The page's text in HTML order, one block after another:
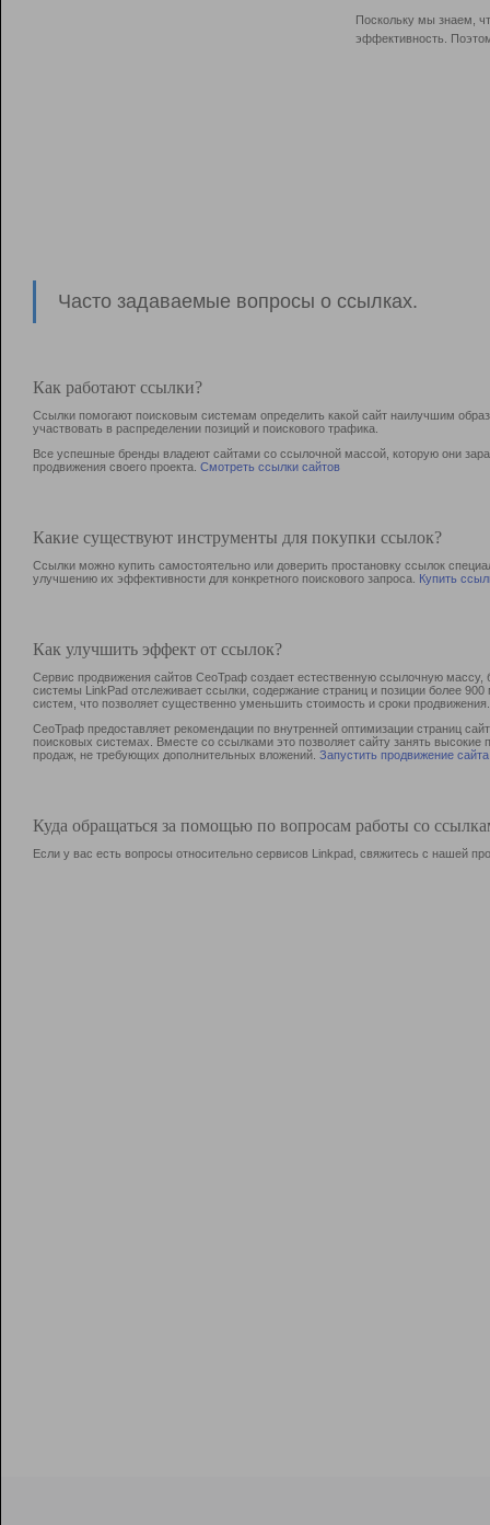
Поскольку мы знаем,
эффективность.
Часто задаваемые вопросы о ссылках.
Как работают ссылки?
Ссылки помогают поисковым системам определить какой сайт наилучшим
участвовать в раcпределении позиций и поискового трафика.
Все успешные бренды владеют сайтами со ссылочной массой, которую они
продвижения своего проекта. Смотреть ссылки сайтов
Какие существуют инструменты для покупки ссылок?
Ссылки можно купить самостоятельно или доверить простановку ссылок
улучшению их эффективности для конкретного поискового запроса. Купить
Как улучшить эффект от ссылок?
Сервис продвижения сайтов СеоТраф создает естественную ссылочную
системы LinkPad отслеживает ссылки, содержание страниц и позиции более
систем, что позволяет существенно уменьшить стоимость и сроки продвижения.
СеоТраф предоставляет рекомендации по внутренней оптимизации страниц
поисковых системах. Вместе со ссылками это позволяет сайту занять
продаж, не требующих дополнительных вложений. Запустить продвижение сайта
Куда обращаться за помощью по вопросам работы со
Если у вас есть вопросы относительно сервисов Linkpad, свяжитесь с нашей